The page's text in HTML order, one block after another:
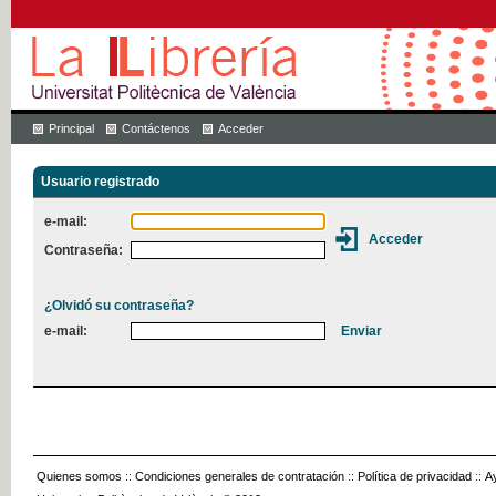
Principal Contáctenos Acceder
Usuario registrado
e-mail:
Contraseña:
¿Olvidó su contraseña?
e-mail:
Quienes somos :: Condiciones generales de contratación :: Política de privacidad ::